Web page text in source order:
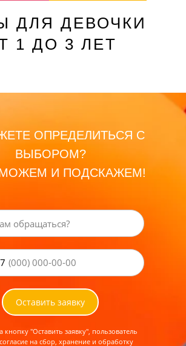
ДЛЯ ДЕВОЧКИ
1 ДО 3 ЛЕТ
ОПРЕДЕЛИТЬСЯ С
ВЫБОРОМ?
И ПОДСКАЖЕМ!
Оставить заявку
кнопку "Оставить заявку", пользователь
на сбор, хранение и обработку